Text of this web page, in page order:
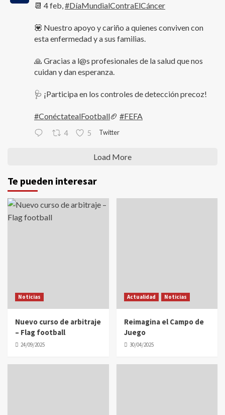
📆 4 feb,#DíaMundialContraElCáncer
💟 Nuestro apoyo y cariño a quienes conviven con
esta enfermedad y a sus familias.
🙏 Gracias a l@s profesionales de la salud que nos
cuidan y dan esperanza.
🩺 ¡Participa en los controles de detección precoz!
#ConéctatealFootball🏈 #FEFA
4 5 Twitter
Load More
Te pueden interesar
Noticias
Nuevo curso de arbitraje
– Flag football
24/09/2025
Actualidad Noticias
Reimagina el Campo de
Juego
30/04/2025